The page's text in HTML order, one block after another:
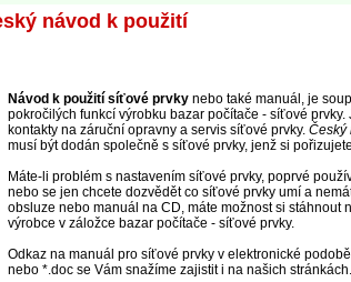
návod k použití
Návod k použití síťové prvky nebo také manuál, je
pokročilých funkcí výrobku bazar počítače - síťové prvky.
kontakty na záruční opravny a servis síťové prvky. Český
musí být dodán společně s síťové prvky, jenž si
Máte-li problém s nastavením síťové prvky, poprvé
nebo se jen chcete dozvědět co síťové prvky umí a
obsluze nebo manuál na CD, máte možnost si stáhnout
výrobce v záložce bazar počítače - síťové prvky.
Odkaz na manuál pro síťové prvky v elektronické
nebo *.doc se Vám snažíme zajistit i na našich stránkách.